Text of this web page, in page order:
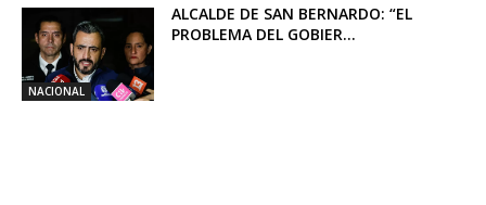
NACIONAL
ALCALDE DE SAN BERNARDO: “EL
PROBLEMA DEL GOBIER...